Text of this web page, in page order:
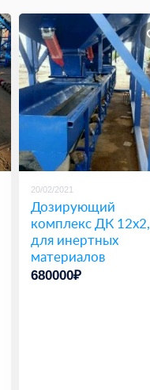
20/02/2021
Дозирующий
комплекс ДК 12х2,
для инертных
материалов
680000₽